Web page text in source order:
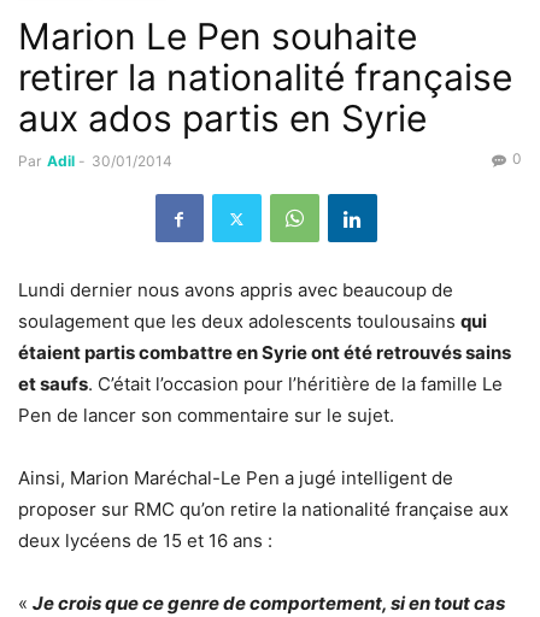
Marion Le Pen souhaite
retirer la nationalité française
aux ados partis en Syrie
Par Adil - 30/01/2014 0
Lundi dernier nous avons appris avec beaucoup de
soulagement que les deux adolescents toulousains qui
étaient partis combattre en Syrie ont été retrouvés sains
et saufs. C’était l’occasion pour l’héritière de la famille Le
Pen de lancer son commentaire sur le sujet.
Ainsi, Marion Maréchal-Le Pen a jugé intelligent de
proposer sur RMC qu’on retire la nationalité française aux
deux lycéens de 15 et 16 ans :
« Je crois que ce genre de comportement, si en tout cas